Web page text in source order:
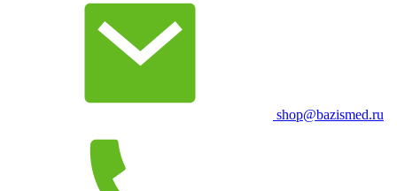
shop@bazismed.ru